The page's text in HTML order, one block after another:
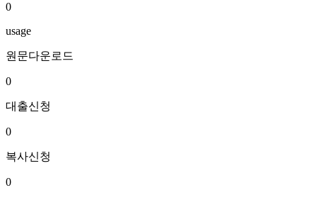
0
usage
원문다운로드
0
대출신청
0
복사신청
0